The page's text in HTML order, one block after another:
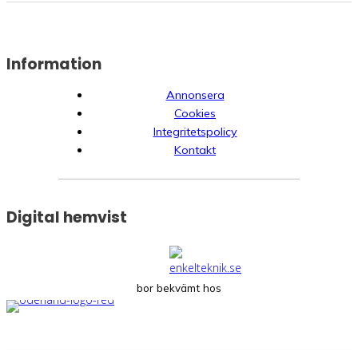
Information
Annonsera
Cookies
Integritetspolicy
Kontakt
Digital hemvist
bor bekvämt hos